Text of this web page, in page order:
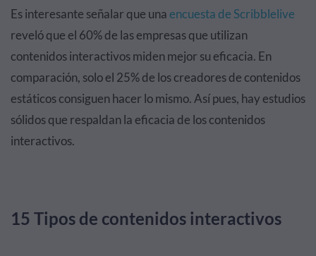
Es interesante señalar que unaencuesta de Scribblelive
reveló que el 60% de las empresas que utilizan
contenidos interactivos miden mejor su eficacia. En
comparación, solo el 25% de los creadores de contenidos
estáticos consiguen hacer lo mismo. Así pues, hay estudios
sólidos que respaldan la eficacia de los contenidos
interactivos.
15 Tipos de contenidos interactivos